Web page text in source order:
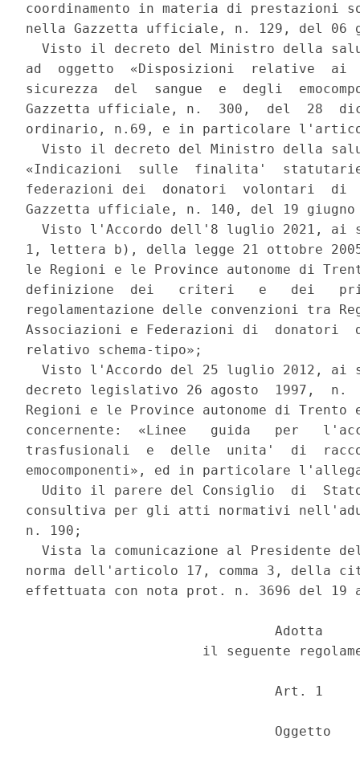
coordinamento in materia di prestazioni
nella Gazzetta ufficiale, n. 129, del 06
Visto il decreto del Ministro della
ad  oggetto  «Disposizioni  relative
sicurezza  del  sangue  e  degli
Gazzetta ufficiale, n.  300,  del  28
ordinario, n.69, e in particolare
Visto il decreto del Ministro della
«Indicazioni  sulle  finalita'
federazioni dei  donatori  volontari  di
Gazzetta ufficiale, n. 140, del 19
Visto l'Accordo dell'8 luglio 2021, ai
1, lettera b), della legge 21 ottobre
le Regioni e le Province autonome di
definizione  dei   criteri   e   dei
regolamentazione delle convenzioni tra
Associazioni e Federazioni di  donatori
relativo schema-tipo»;
Visto l'Accordo del 25 luglio 2012, ai
decreto legislativo 26 agosto  1997,
Regioni e le Province autonome di Trento
concernente:  «Linee   guida   per
trasfusionali  e  delle  unita'  di
emocomponenti», ed in particolare
Udito il parere del Consiglio  di
consultiva per gli atti normativi
n. 190;
Vista la comunicazione al Presidente
norma dell'articolo 17, comma 3, della
effettuata con nota prot. n. 3696 del 19
                               Adotta
il seguente
                               Art. 1
                               Oggetto